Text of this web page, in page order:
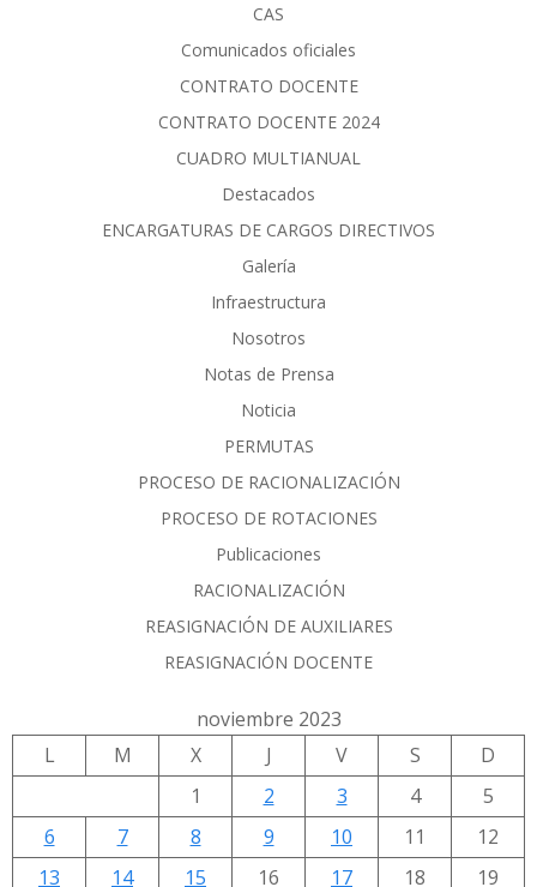
CAS
Comunicados oficiales
CONTRATO DOCENTE
CONTRATO DOCENTE 2024
CUADRO MULTIANUAL
Destacados
ENCARGATURAS DE CARGOS DIRECTIVOS
Galería
Infraestructura
Nosotros
Notas de Prensa
Noticia
PERMUTAS
PROCESO DE RACIONALIZACIÓN
PROCESO DE ROTACIONES
Publicaciones
RACIONALIZACIÓN
REASIGNACIÓN DE AUXILIARES
REASIGNACIÓN DOCENTE
noviembre 2023
L
M X J V S
D
1
2 3 4
5
6
7 8 9 10 11
12
13
14 15 16 17 18 19